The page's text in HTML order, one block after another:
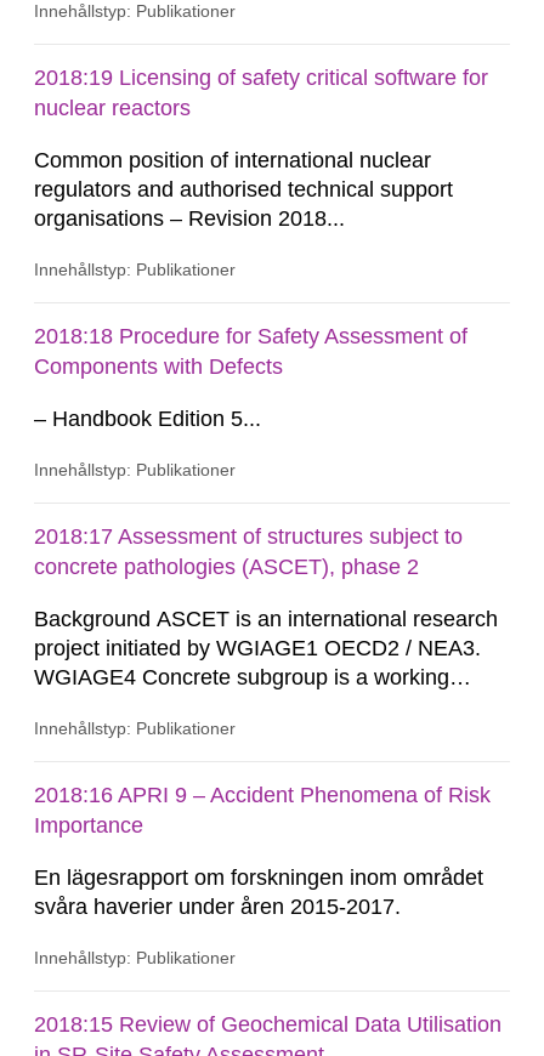
åldringsmekanismer och dess påverkan på
bedömningar och rekommendationer som görs i
utredningen kommer till största delen från
Innehållstyp: Publikationer
2018:19 Licensing of safety critical software for
nuclear reactors
Common position of international nuclear
regulators and authorised technical support
organisations – Revision 2018...
Innehållstyp: Publikationer
2018:18 Procedure for Safety Assessment of
Components with Defects
– Handbook Edition 5...
Innehållstyp: Publikationer
2018:17 Assessment of structures subject to
concrete pathologies (ASCET), phase 2
Background ASCET is an international research
project initiated by WGIAGE1 OECD2 / NEA3.
WGIAGE4 Concrete subgroup is a working
address issues concerning the maintenance of
general principles to optimally handle the
challenges of integrity, especially with regard to
Innehållstyp: Publikationer
2018:16 APRI 9 – Accident Phenomena of Risk
Importance
En lägesrapport om forskningen inom området
svåra haverier under åren 2015-2017.
Innehållstyp: Publikationer
2018:15 Review of Geochemical Data Utilisation